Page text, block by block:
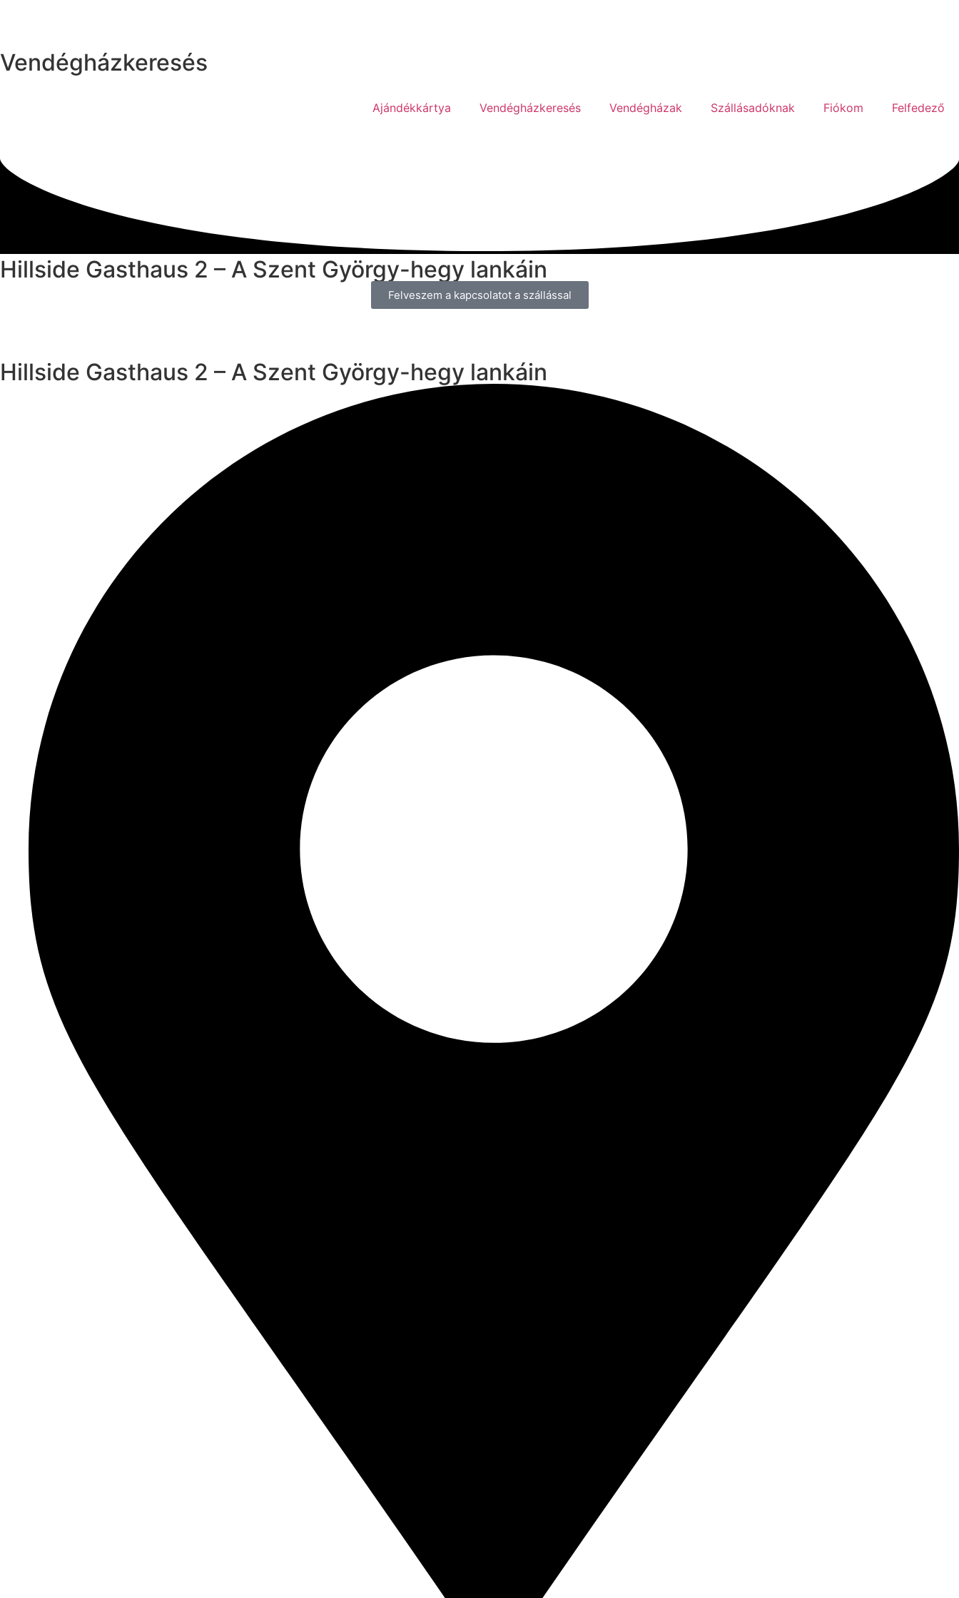
Vendégházkeresés
Ajándékkártya Vendégházkeresés Vendégházak Szállásadóknak Fiókom Felfedező
Hillside Gasthaus 2 – A Szent György-hegy lankáin
Felveszem a kapcsolatot a szállással
Hillside Gasthaus 2 – A Szent György-hegy lankáin